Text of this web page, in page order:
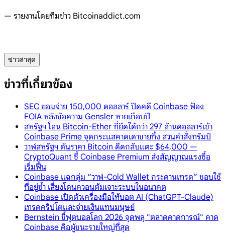
— รายงานโดยทีมข่าว Bitcoinaddict.com
ข่าวล่าสุด
ข่าวที่เกี่ยวข้อง
SEC ยอมจ่าย 150,000 ดอลลาร์ ปิดคดี Coinbase ฟ้อง
FOIA หลังข้อความ Gensler หายเกือบปี
สหรัฐฯ โอน Bitcoin-Ether ที่ยึดได้กว่า 297 ล้านดอลลาร์เข้า
Coinbase Prime จุดกระแสคาดเดาขายทิ้ง สวนคำสั่งทรัมป์
วาฬสหรัฐฯ ดันราคา Bitcoin ดีดกลับแตะ $64,000 —
CryptoQuant ชี้ Coinbase Premium ส่งสัญญาณแรงซื้อ
เริ่มฟื้น
Coinbase แฉกลุ่ม “วาฬ-Cold Wallet กระดานเทรด” ชอบใช้
ที่อยู่ซ้ำ เสี่ยงโดนควอนตัมเจาะระบบในอนาคต
Coinbase เปิดตัวเครื่องมือให้บอต AI (ChatGPT-Claude)
เทรดคริปโตและจ่ายเงินแทนมนุษย์
Bernstein ชี้ฟุตบอลโลก 2026 จุดพลุ "ตลาดคาดการณ์" คาด
Coinbase คือผู้ชนะรายใหญ่ที่สุด